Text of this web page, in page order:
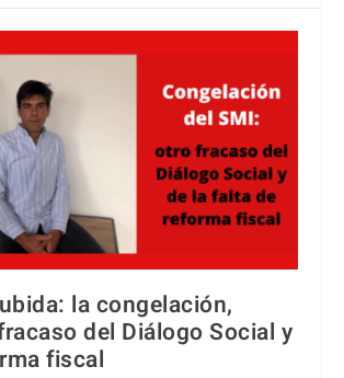
la congelación,
del Diálogo Social y
fiscal